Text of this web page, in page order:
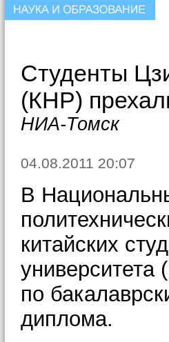
Студенты
(КНР)
НИА-Томск
04.08.2011 20:07
В
китайских
университета
по
диплома.